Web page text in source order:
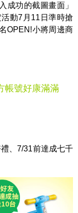
成功的截圖畫面」
動7月11日準時搶
OPEN!小將周邊商
帳號好康滿滿
、7/31前達成七千